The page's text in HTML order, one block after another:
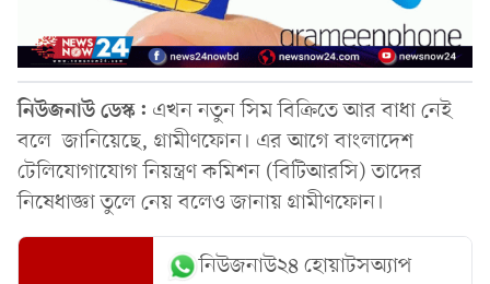
নিউজনাউ ডেস্ক: এখন নতুন সিম বিক্রিতে আর বাধা নেই
বলে জানিয়েছে, গ্রামীণফোন। এর আগে বাংলাদেশ
টেলিযোগাযোগ নিয়ন্ত্রণ কমিশন (বিটিআরসি) তাদের
নিষেধাজ্ঞা তুলে নেয় বলেও জানায় গ্রামীণফোন।
নিউজনাউ২৪ হোয়াটসঅ্যাপ